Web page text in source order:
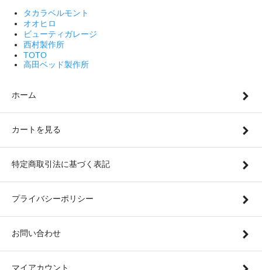
タカラベルモント
オオヒロ
ビューティガレージ
西村製作所
TOTO
高田ベッド製作所
ホーム
カートを見る
特定商取引法に基づく表記
プライバシーポリシー
お問い合わせ
マイアカウント